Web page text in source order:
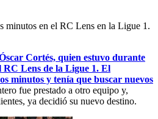
minutos en el RC Lens en la Ligue 1.
Cortés, quien estuvo durante
RC Lens de la Ligue 1. El
minutos y tenía que buscar nuevos
fue prestado a otro equipo y,
ya decidió su nuevo destino.